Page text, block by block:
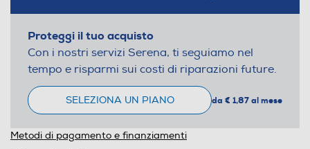
Proteggi il tuo acquisto
Con i nostri servizi Serena, ti seguiamo nel
tempo e risparmi sui costi di riparazioni future.
SELEZIONA UN PIANO da € 1,87 al mese
Metodi di pagamento e finanziamenti